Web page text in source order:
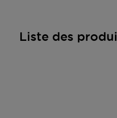
Liste des